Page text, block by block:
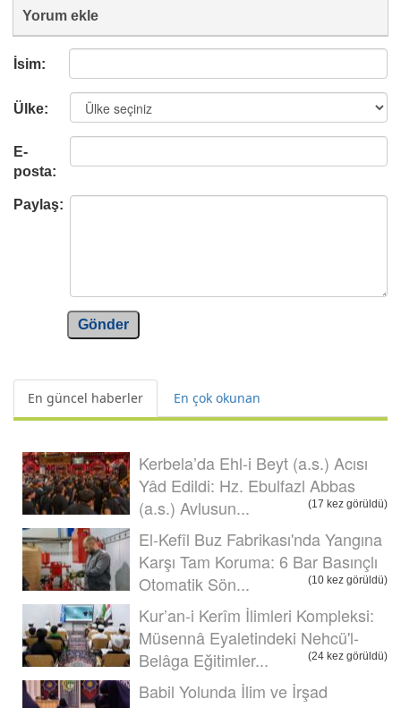
Yorum ekle
İsim:
Ülke:
E-
posta:
Paylaş:
Gönder
En güncel haberler En çok okunan
Kerbela’da Ehl-i Beyt (a.s.) Acısı
Yâd Edildi: Hz. Ebulfazl Abbas
(a.s.) Avlusun...
(17 kez görüldü)
El-Kefîl Buz Fabrikası'nda Yangına
Karşı Tam Koruma: 6 Bar Basınçlı
Otomatik Sön...
(10 kez görüldü)
Kur’an-i Kerîm İlimleri Kompleksi:
Müsennâ Eyaletindeki Nehcü'l-
Belâga Eğitimler...
(24 kez görüldü)
Babil Yolunda İlim ve İrşad